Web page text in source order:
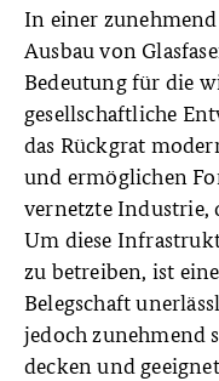
In einer
Ausbau von
Bedeutung für die
gesellschaftliche
das Rückgrat
und ermöglichen
vernetzte
Um diese
zu betreiben, ist
Belegschaft
jedoch zunehmend
decken und